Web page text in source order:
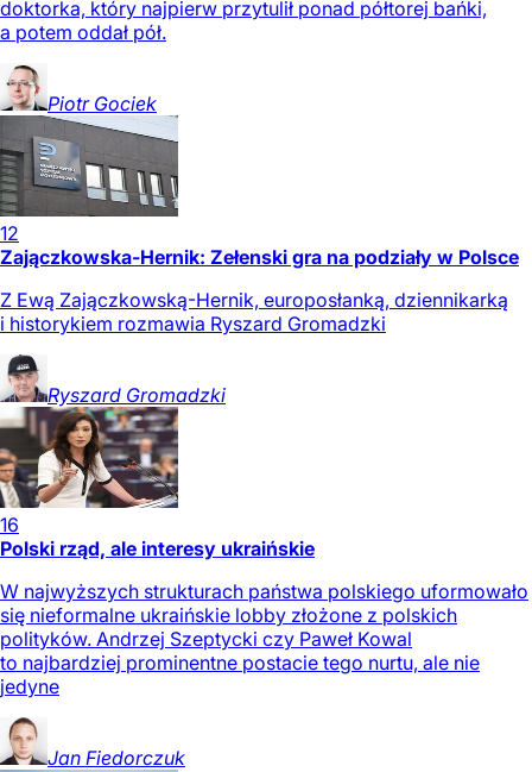
doktorka, który najpierw przytulił ponad półtorej bańki,
a potem oddał pół.
Piotr Gociek
12
Zajączkowska-Hernik: Zełenski gra na podziały w Polsce
Z Ewą Zajączkowską-Hernik, europosłanką, dziennikarką
i historykiem rozmawia Ryszard Gromadzki
Ryszard Gromadzki
16
Polski rząd, ale interesy ukraińskie
W najwyższych strukturach państwa polskiego uformowało
się nieformalne ukraińskie lobby złożone z polskich
polityków. Andrzej Szeptycki czy Paweł Kowal
to najbardziej prominentne postacie tego nurtu, ale nie
jedyne
Jan Fiedorczuk